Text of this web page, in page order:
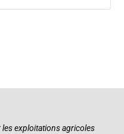
les exploitations agricoles